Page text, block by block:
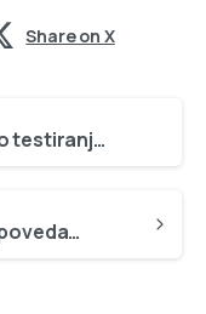
Share on X
Pričelo se je brezplačno testiranje na korona virus
Rekreacijsko drsanje – odpovedano